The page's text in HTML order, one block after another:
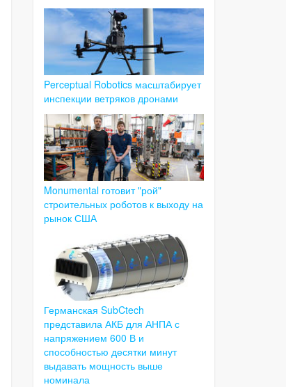
Perceptual Robotics масштабирует
инспекции ветряков дронами
Monumental готовит "рой"
строительных роботов к выходу на
рынок США
Германская SubCtech
представила АКБ для АНПА с
напряжением 600 В и
способностью десятки минут
выдавать мощность выше
номинала